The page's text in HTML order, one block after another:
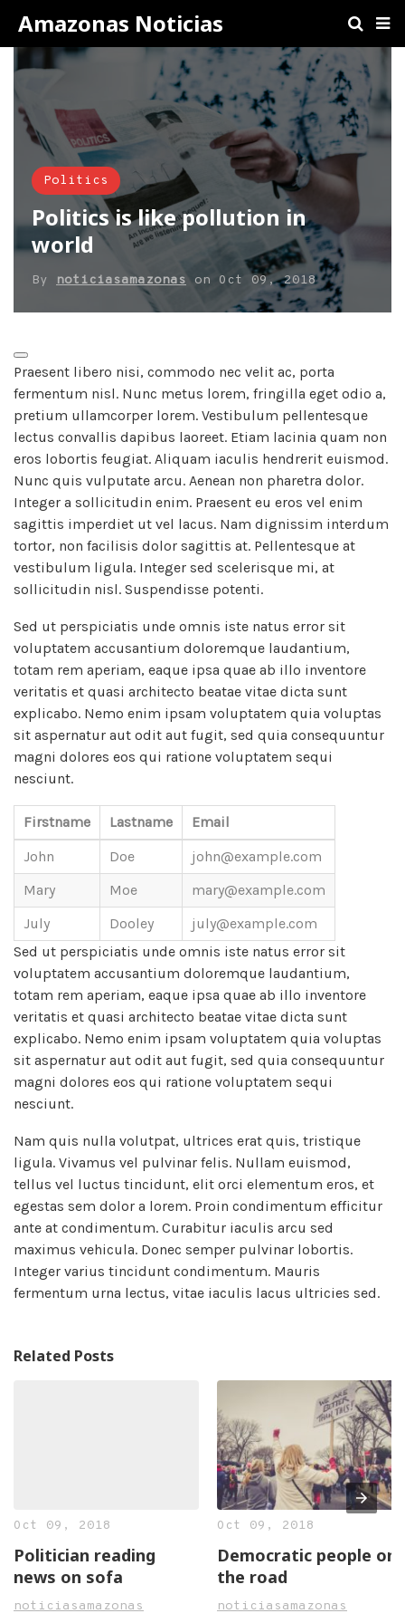
Amazonas Noticias
Politics
Politics is like pollution in
world
By noticiasamazonason Oct 09, 2018
Praesent libero nisi, commodo nec velit ac, porta
fermentum nisl. Nunc metus lorem, fringilla eget odio a,
pretium ullamcorper lorem. Vestibulum pellentesque
lectus convallis dapibus laoreet. Etiam lacinia quam non
eros lobortis feugiat. Aliquam iaculis hendrerit euismod.
Nunc quis vulputate arcu. Aenean non pharetra dolor.
Integer a sollicitudin enim. Praesent eu eros vel enim
sagittis imperdiet ut vel lacus. Nam dignissim interdum
tortor, non facilisis dolor sagittis at. Pellentesque at
vestibulum ligula. Integer sed scelerisque mi, at
sollicitudin nisl. Suspendisse potenti.
Sed ut perspiciatis unde omnis iste natus error sit
voluptatem accusantium doloremque laudantium,
totam rem aperiam, eaque ipsa quae ab illo inventore
veritatis et quasi architecto beatae vitae dicta sunt
explicabo. Nemo enim ipsam voluptatem quia voluptas
sit aspernatur aut odit aut fugit, sed quia consequuntur
magni dolores eos qui ratione voluptatem sequi
nesciunt.
Firstname Lastname
Email
John
Doe
john@example.com
Mary
Moe
mary@example.com
July
Dooley
july@example.com
Sed ut perspiciatis unde omnis iste natus error sit
voluptatem accusantium doloremque laudantium,
totam rem aperiam, eaque ipsa quae ab illo inventore
veritatis et quasi architecto beatae vitae dicta sunt
explicabo. Nemo enim ipsam voluptatem quia voluptas
sit aspernatur aut odit aut fugit, sed quia consequuntur
magni dolores eos qui ratione voluptatem sequi
nesciunt.
Nam quis nulla volutpat, ultrices erat quis, tristique
ligula. Vivamus vel pulvinar felis. Nullam euismod,
tellus vel luctus tincidunt, elit orci elementum eros, et
egestas sem dolor a lorem. Proin condimentum efficitur
ante at condimentum. Curabitur iaculis arcu sed
maximus vehicula. Donec semper pulvinar lobortis.
Integer varius tincidunt condimentum. Mauris
fermentum urna lectus, vitae iaculis lacus ultricies sed.
Related Posts
Oct 09, 2018
Politician reading
news on sofa
noticiasamazonas
Oct 09, 2018
Democratic people on
the road
noticiasamazonas